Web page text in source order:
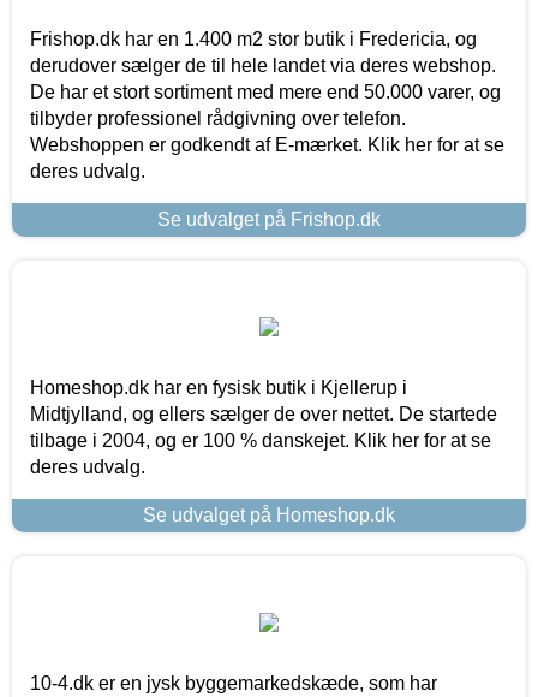
Frishop.dk har en 1.400 m2 stor butik i Fredericia, og
derudover sælger de til hele landet via deres webshop.
De har et stort sortiment med mere end 50.000 varer, og
tilbyder professionel rådgivning over telefon.
Webshoppen er godkendt af E-mærket. Klik her for at se
deres udvalg.
Se udvalget på Frishop.dk
Homeshop.dk har en fysisk butik i Kjellerup i
Midtjylland, og ellers sælger de over nettet. De startede
tilbage i 2004, og er 100 % danskejet. Klik her for at se
deres udvalg.
Se udvalget på Homeshop.dk
10-4.dk er en jysk byggemarkedskæde, som har